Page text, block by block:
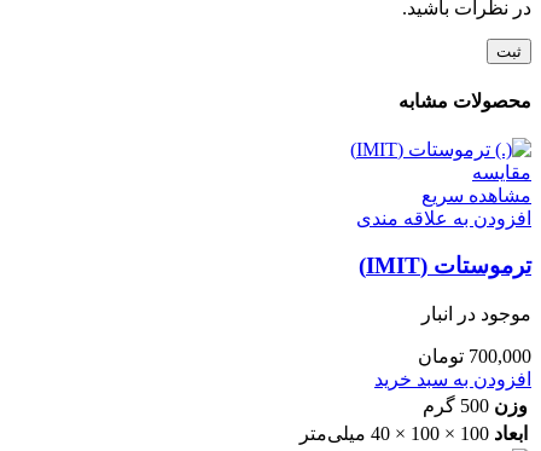
در نظرات باشید.
محصولات مشابه
مقایسه
مشاهده سریع
افزودن به علاقه مندی
ترموستات (IMIT)
موجود در انبار
700,000 تومان
افزودن به سبد خرید
وزن 500 گرم
ابعاد 100 × 100 × 40 میلی‌متر